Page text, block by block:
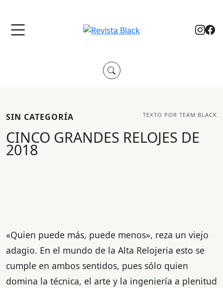
SIN CATEGORÍA TEXTO POR TEAM BLACK
CINCO GRANDES RELOJES DE
2018
«Quien puede más, puede menos», reza un viejo
adagio. En el mundo de la Alta Relojeria esto se
cumple en ambos sentidos, pues sólo quien
domina la técnica, el arte y la ingeniería a plenitud